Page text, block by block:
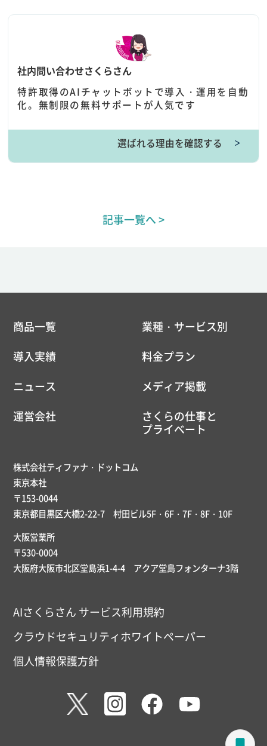
社内問い合わせさくらさん
特許取得のAIチャットボットで導入・運用を自動
化。無制限の無料サポートが人気です
選ばれる理由を確認する ＞
記事一覧へ >
商品一覧
業種・サービス別
導入実績
料金プラン
ニュース
メディア掲載
運営会社
さくらの仕事と
プライベート
株式会社ティファナ・ドットコム
東京本社
〒153-0044
東京都目黒区大橋2-22-7 村田ビル5F・6F・7F・8F・10F
大阪営業所
〒530-0004
大阪府大阪市北区堂島浜1-4-4 アクア堂島フォンターナ3階
AIさくらさん サービス利用規約
クラウドセキュリティホワイトペーパー
個人情報保護方針